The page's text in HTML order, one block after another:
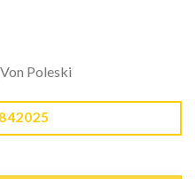
Poleski